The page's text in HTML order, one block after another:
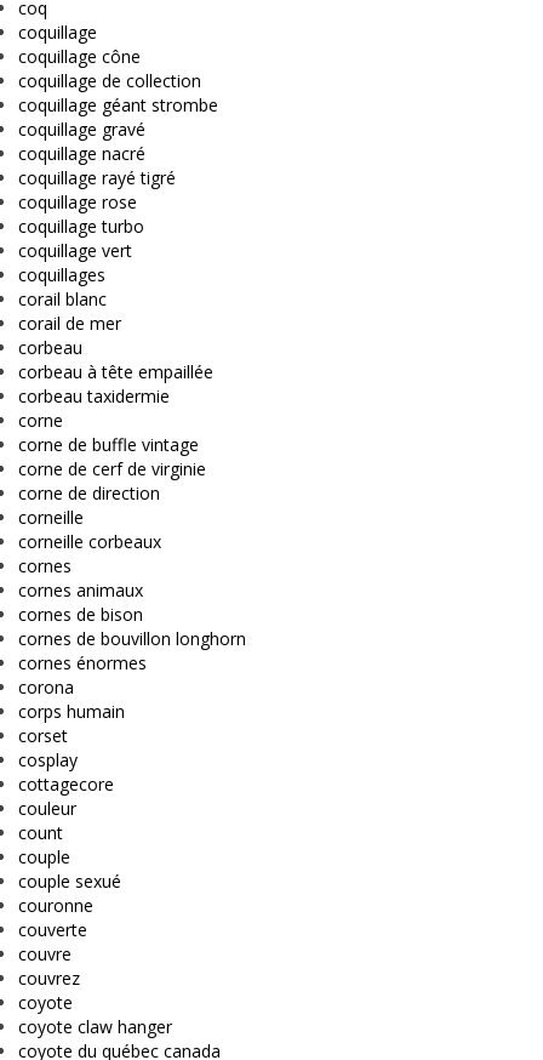
coq
coquillage
coquillage cône
coquillage de collection
coquillage géant strombe
coquillage gravé
coquillage nacré
coquillage rayé tigré
coquillage rose
coquillage turbo
coquillage vert
coquillages
corail blanc
corail de mer
corbeau
corbeau à tête empaillée
corbeau taxidermie
corne
corne de buffle vintage
corne de cerf de virginie
corne de direction
corneille
corneille corbeaux
cornes
cornes animaux
cornes de bison
cornes de bouvillon longhorn
cornes énormes
corona
corps humain
corset
cosplay
cottagecore
couleur
count
couple
couple sexué
couronne
couverte
couvre
couvrez
coyote
coyote claw hanger
coyote du québec canada